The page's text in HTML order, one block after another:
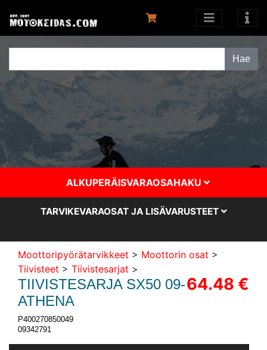
ALKUPERÄISVARAOSAHAKU
TARVIKEVARAOSAT JA LISÄVARUSTEET
Moottoripyörätarvikkeet > Moottorin osat >
Tiivisteet > Tiivistesarjat >
64.48 €
TIIVISTESARJA SX50 09-
ATHENA
P400270850049
09342791